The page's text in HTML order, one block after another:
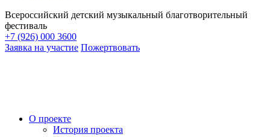
Всероссийский детский музыкальный благотворительный
фестиваль
+7 (926) 000 3600
Заявка на участие Пожертвовать
О проекте
История проекта